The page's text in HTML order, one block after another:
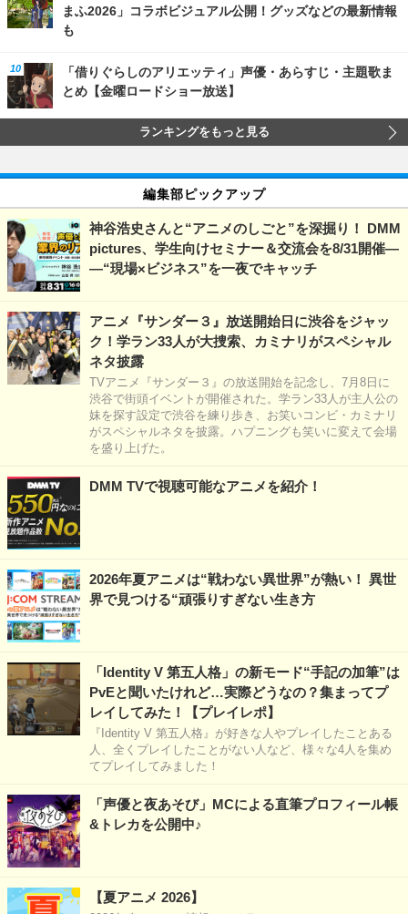
まふ2026」コラボビジュアル公開！グッズなどの最新情報
も
「借りぐらしのアリエッティ」声優・あらすじ・主題歌ま
とめ【金曜ロードショー放送】
ランキングをもっと見る
編集部ピックアップ
神谷浩史さんと“アニメのしごと”を深掘り！ DMM
pictures、学生向けセミナー＆交流会を8/31開催―
―“現場×ビジネス”を一夜でキャッチ
アニメ『サンダー３』放送開始日に渋谷をジャッ
ク！学ラン33人が大捜索、カミナリがスペシャル
ネタ披露
TVアニメ『サンダー３』の放送開始を記念し、7月8日に
渋谷で街頭イベントが開催された。学ラン33人が主人公の
妹を探す設定で渋谷を練り歩き、お笑いコンビ・カミナリ
がスペシャルネタを披露。ハプニングも笑いに変えて会場
を盛り上げた。
DMM TVで視聴可能なアニメを紹介！
2026年夏アニメは“戦わない異世界”が熱い！ 異世
界で見つける“頑張りすぎない生き方
「Identity V 第五人格」の新モード“手記の加筆”は
PvEと聞いたけれど…実際どうなの？集まってプ
レイしてみた！【プレイレポ】
『Identity V 第五人格』が好きな人やプレイしたことある
人、全くプレイしたことがない人など、様々な4人を集め
てプレイしてみました！
「声優と夜あそび」MCによる直筆プロフィール帳
&トレカを公開中♪
【夏アニメ 2026】